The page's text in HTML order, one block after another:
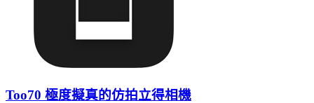
Too70 極度擬真的仿拍立得相機